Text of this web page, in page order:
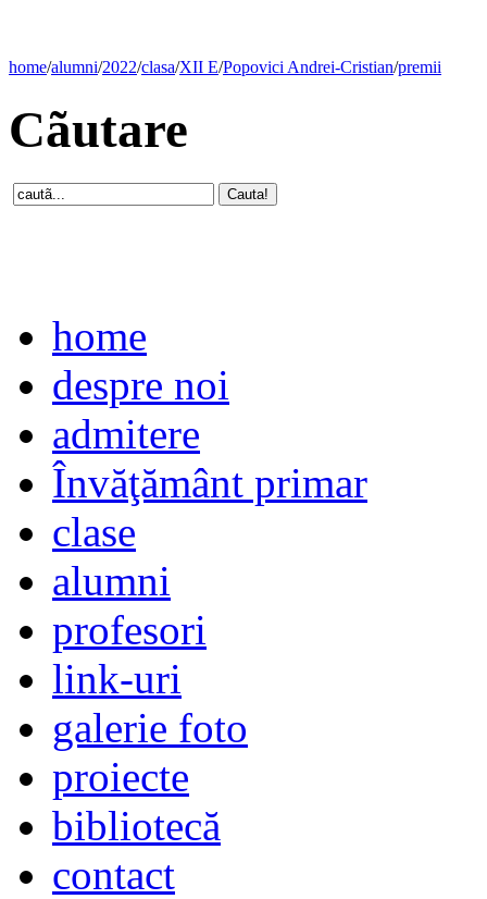
home/alumni/2022/clasa/XII E/Popovici Andrei-Cristian/premii
Cãutare
home
despre noi
admitere
Învăţământ primar
clase
alumni
profesori
link-uri
galerie foto
proiecte
bibliotecă
contact